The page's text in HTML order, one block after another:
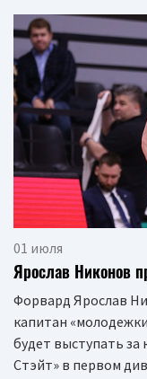
01 июля
Ярослав Никонов
Форвард Ярослав
капитан
будет выступать за
Стэйт» в первом